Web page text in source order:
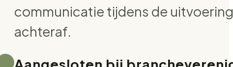
communicatie tijdens de
achteraf.